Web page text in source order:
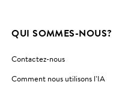
QUI SOMMES-NOUS?
Contactez-nous
Comment nous utilisons l’IA